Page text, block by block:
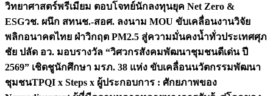
วิทยาศาสตร์พรีเมียม ตอบโจทย์นักลงทุนยุค Net Zero &
ESGวช. ผนึก สทนช.-สอศ. ลงนาม MOU ขับเคลื่อนงานวิจัย
พลิกอนาคตไทย ฝ่าวิกฤต PM2.5 สู่ความมั่นคงน้ำทั่วประเทศศุภ
ชัย ปลัด อว. มอบรางวัล “วิศวกรสังคมพัฒนาชุมชนดีเด่น ปี
2569” เชิดชูนักศึกษา มรภ. 38 แห่ง ขับเคลื่อนนวัตกรรมพัฒนา
ชุมชนTPQI x Steps x ผู้ประกอบการ : ศักยภาพของ